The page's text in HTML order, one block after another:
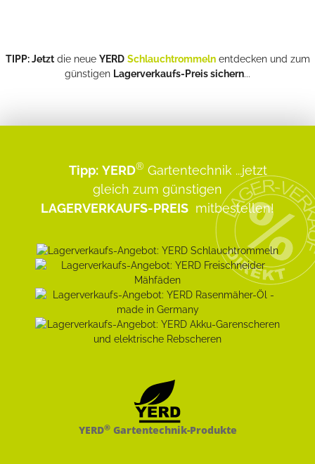
TIPP: Jetztdie neue YERD Schlauchtrommelnentdecken und zum
günstigen Lagerverkaufs-Preis sichern...
Tipp: YERD® Gartentechnik ...jetzt
gleich zum günstigen
LAGERVERKAUFS-PREIS mitbestellen!
YERD®Gartentechnik-Produkte